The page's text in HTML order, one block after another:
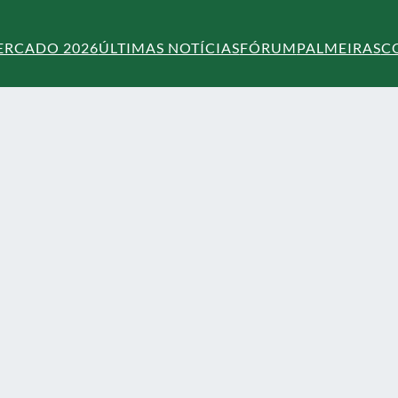
2026ÚLTIMAS NOTÍCIASFÓRUMPALMEIRAS